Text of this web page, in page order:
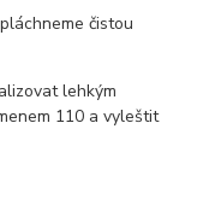
čistou
lehkým
110 a vyleštit